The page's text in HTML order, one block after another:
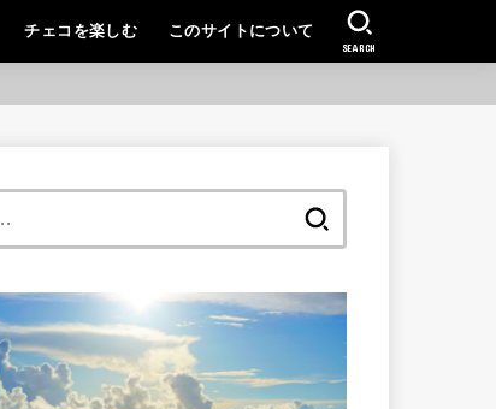
チェコを楽しむ このサイトについて
SEARCH